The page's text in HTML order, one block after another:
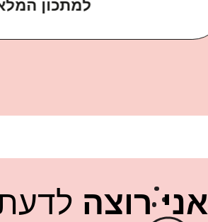
למתכון
אני רוצה